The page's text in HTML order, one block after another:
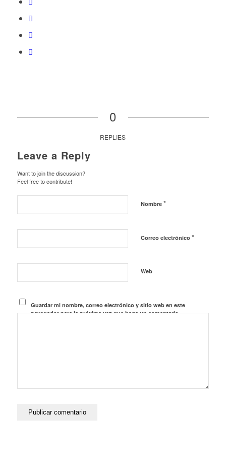
0
REPLIES
Leave a Reply
Want to join the discussion?
Feel free to contribute!
Nombre *
Correo electrónico *
Web
Guardar mi nombre, correo electrónico y sitio web en este
navegador para la próxima vez que haga un comentario.